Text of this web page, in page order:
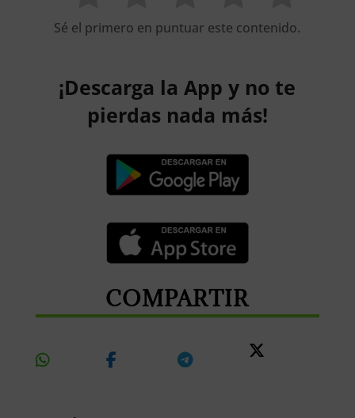
Sé el primero en puntuar este contenido.
¡Descarga la App y no te
pierdas nada más!
COMPARTIR